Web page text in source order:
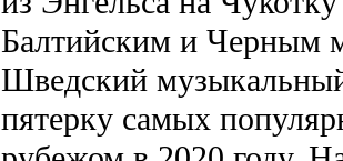
Балтийским и Черным
Шведский
пятерку самых